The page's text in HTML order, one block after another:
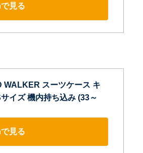
見る
WALKER スーツケース キ
イズ 機内持ち込み (33～
見る